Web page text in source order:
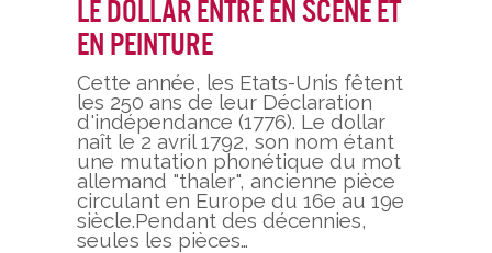
Le dollar entre en scène et
en peinture
Cette année, les Etats-Unis fêtent
les 250 ans de leur Déclaration
d'indépendance (1776). Le dollar
naît le 2 avril 1792, son nom étant
une mutation phonétique du mot
allemand "thaler", ancienne pièce
circulant en Europe du 16e au 19e
siècle.Pendant des décennies,
seules les pièces…